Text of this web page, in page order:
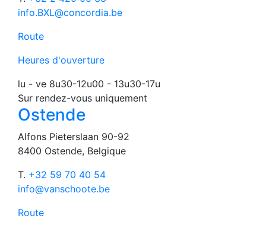
info.BXL@concordia.be
Route
Heures d'ouverture
lu - ve 8u30-12u00 - 13u30-17u
Sur rendez-vous uniquement
Ostende
Alfons Pieterslaan 90-92
8400 Ostende, Belgique
T. +32 59 70 40 54
info@vanschoote.be
Route